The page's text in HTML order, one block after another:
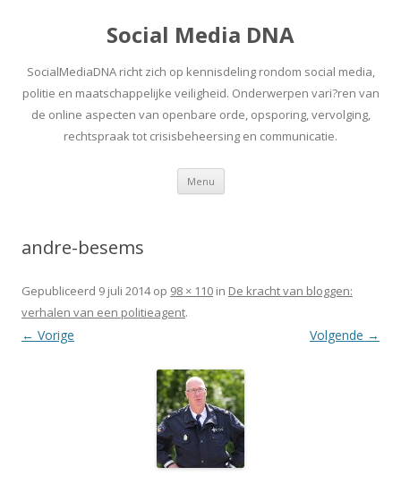
Social Media DNA
SocialMediaDNA richt zich op kennisdeling rondom social media,
politie en maatschappelijke veiligheid. Onderwerpen vari?ren van
de online aspecten van openbare orde, opsporing, vervolging,
rechtspraak tot crisisbeheersing en communicatie.
Menu Spring
inhoud
andre-besems
Gepubliceerd 9 juli 2014op 98 × 110 in De kracht van bloggen:
verhalen van een politieagent.
← Vorige Volgende →